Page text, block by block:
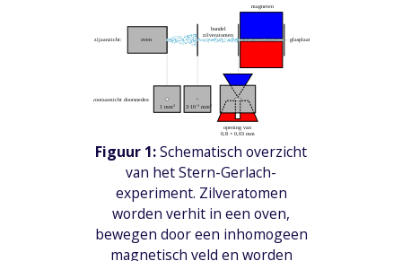
Figuur 1:Schematisch overzicht
van het Stern-Gerlach-
experiment. Zilveratomen
worden verhit in een oven,
bewegen door een inhomogeen
magnetisch veld en worden